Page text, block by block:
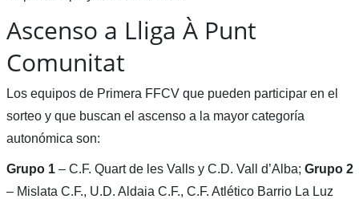
Ascenso a Lliga À Punt
Comunitat
Los equipos de Primera FFCV que pueden participar en el
sorteo y que buscan el ascenso a la mayor categoría
autonómica son:
Grupo 1 – C.F. Quart de les Valls y C.D. Vall d’Alba; Grupo 2
– Mislata C.F., U.D. Aldaia C.F., C.F. Atlético Barrio La Luz